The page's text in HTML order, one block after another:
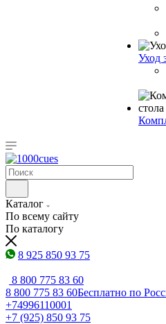
Уход
Каталог
По всему сайту
По каталогу
8 925 850 93 75
8 800 775 83 60
8 800 775 83 60Бесплатно по
+74996110001
+7 (925) 850 93 75